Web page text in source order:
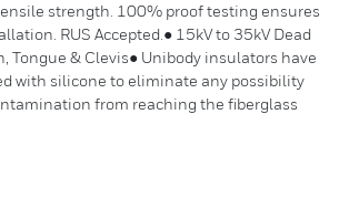
strength. 100% proof testing ensures
RUS Accepted.● 15kV to 35kV Dead
Tongue & Clevis● Unibody insulators have
with silicone to eliminate any possibility
from reaching the fiberglass